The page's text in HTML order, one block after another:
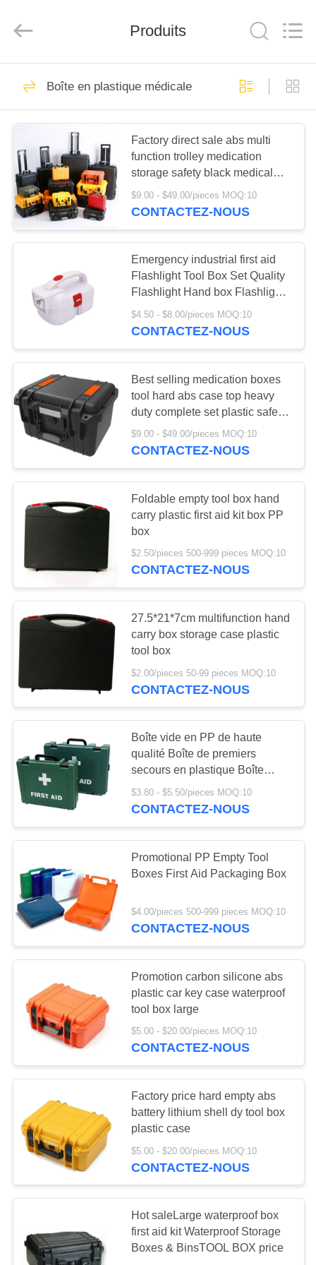
MAISON
PRODUITS
PROPOS
NOUS
VISITE
DE
L'USINE
CONTRÔLE
DE
QUALITÉ
NOUS
CONTACTER
NOUVELLES
LES
AFFAIRES
DEMANDEZ
UN DEVIS
PLAN
DU
SITE
POLITIQUE
DE
CONFIDENTIALITÉ
Products
Rights
Trousse de
premiers soins de
voyage
138
Kit portatif de
premiers secours
77
Trousse de secours
tactique
45
Boîte de distributeur
de pilule
Approvisionnements
d'équipement de
premiers secours
Fournitures
médicales de
Homecare
Bandages médicaux
de bande
135
Kit de premiers
secours de voiture
Produits
Boîte en plastique médicale
Factory direct sale abs multi
function trolley medication
storage safety black medical
tools plastic box
$9.00 - $49.00/pieces MOQ:10
CONTACTEZ-NOUS
Emergency industrial first aid
Flashlight Tool Box Set Quality
Flashlight Hand box Flashlight
Tool box case
$4.50 - $8.00/pieces MOQ:10
CONTACTEZ-NOUS
Best selling medication boxes
tool hard abs case top heavy
duty complete set plastic safety
box
$9.00 - $49.00/pieces MOQ:10
CONTACTEZ-NOUS
Foldable empty tool box hand
carry plastic first aid kit box PP
box
$2.50/pieces 500-999 pieces MOQ:10
CONTACTEZ-NOUS
27.5*21*7cm multifunction hand
carry box storage case plastic
tool box
$2.00/pieces 50-99 pieces MOQ:10
CONTACTEZ-NOUS
Boîte vide en PP de haute
qualité Boîte de premiers
secours en plastique Boîte
d'outils de stockage Boîte en
plastique médical
$3.80 - $5.50/pieces MOQ:10
CONTACTEZ-NOUS
Promotional PP Empty Tool
Boxes First Aid Packaging Box
$4.00/pieces 500-999 pieces MOQ:10
CONTACTEZ-NOUS
Promotion carbon silicone abs
plastic car key case waterproof
tool box large
$5.00 - $20.00/pieces MOQ:10
CONTACTEZ-NOUS
Factory price hard empty abs
battery lithium shell dy tool box
plastic case
$5.00 - $20.00/pieces MOQ:10
CONTACTEZ-NOUS
Hot saleLarge waterproof box
first aid kit Waterproof Storage
Boxes & BinsTOOL BOX price